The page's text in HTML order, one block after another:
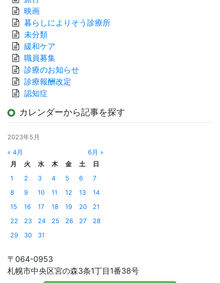
映画
暮らしによりそう診療所
未分類
緩和ケア
職員募集
診療のお知らせ
診療報酬改定
認知症
カレンダーから記事を探す
2023年5月
« 4月
6月 »
月
火 水 木 金 土
日
1
2 3 4 5 6
7
8
9 10 11 12 13
14
15
16 17 18 19 20
21
22
23 24 25 26 27
28
29
30 31
〒064-0953
札幌市中央区宮の森3条1丁目1番38号